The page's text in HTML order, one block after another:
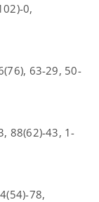
0,
63-29, 50-
88(62)-43, 1-
78,